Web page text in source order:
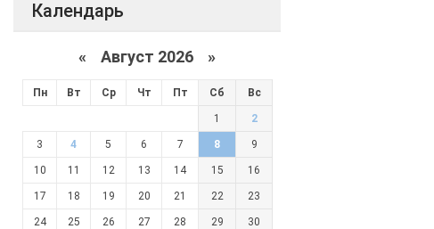
Календарь
« Август 2026 »
Пн Вт Ср Чт Пт Сб Вс
1 2
3 4 5 6 7 8 9
10 11 12 13 14 15 16
17 18 19 20 21 22 23
24 25 26 27 28 29 30